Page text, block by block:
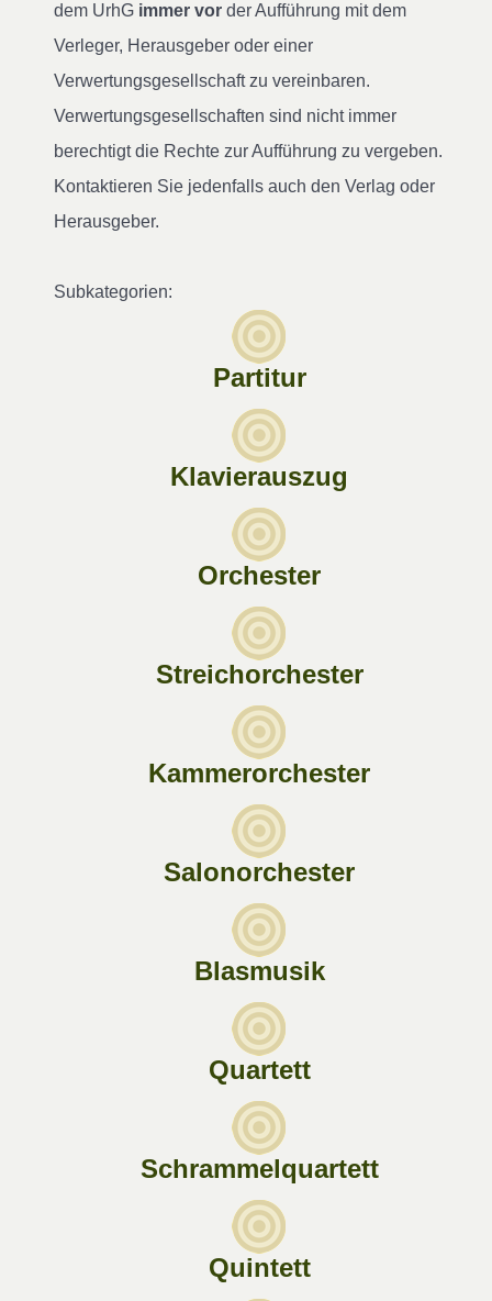
dem UrhG immer vor der Aufführung mit dem
Verleger, Herausgeber oder einer
Verwertungsgesellschaft zu vereinbaren.
Verwertungsgesellschaften sind nicht immer
berechtigt die Rechte zur Aufführung zu vergeben.
Kontaktieren Sie jedenfalls auch den Verlag oder
Herausgeber.
Subkategorien:
Partitur
Klavierauszug
Orchester
Streichorchester
Kammerorchester
Salonorchester
Blasmusik
Quartett
Schrammelquartett
Quintett